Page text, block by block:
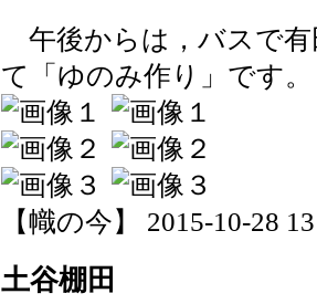
午後からは，バスで有
て「ゆのみ作り」です。
【幟の今】 2015-10-28
土谷棚田